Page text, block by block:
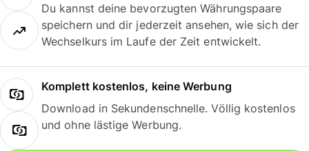
Du kannst deine bevorzugten Währungspaare
speichern und dir jederzeit ansehen, wie sich der
Wechselkurs im Laufe der Zeit entwickelt.
Komplett kostenlos, keine Werbung
Download in Sekundenschnelle. Völlig kostenlos
und ohne lästige Werbung.